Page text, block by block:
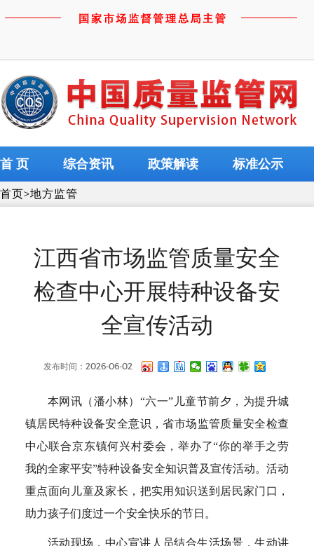
首 页 综合资讯 政策解读 标准公示
首页>地方监管
江西省市场监管质量安全
检查中心开展特种设备安
全宣传活动
发布时间：2026-06-02
本网讯（潘小林）“六一”儿童节前夕，为提升城
镇居民特种设备安全意识，省市场监管质量安全检查
中心联合京东镇何兴村委会，举办了“你的举手之劳
我的全家平安”特种设备安全知识普及宣传活动。活动
重点面向儿童及家长，把实用知识送到居民家门口，
助力孩子们度过一个安全快乐的节日。
活动现场，中心宣讲人员结合生活场景，生动讲